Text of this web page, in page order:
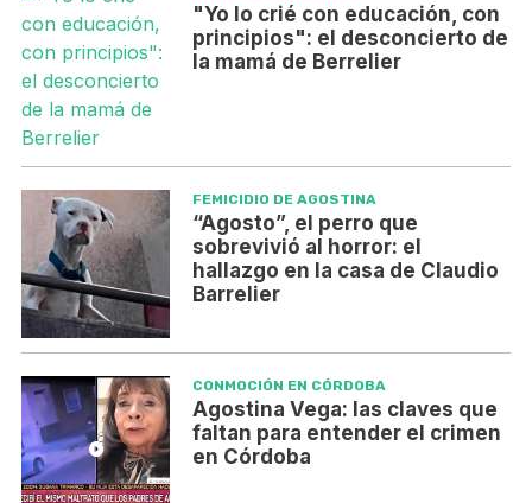
"Yo lo crié con educación, con
principios": el desconcierto de
la mamá de Berrelier
FEMICIDIO DE AGOSTINA
“Agosto”, el perro que
sobrevivió al horror: el
hallazgo en la casa de Claudio
Barrelier
CONMOCIÓN EN CÓRDOBA
Agostina Vega: las claves que
faltan para entender el crimen
en Córdoba